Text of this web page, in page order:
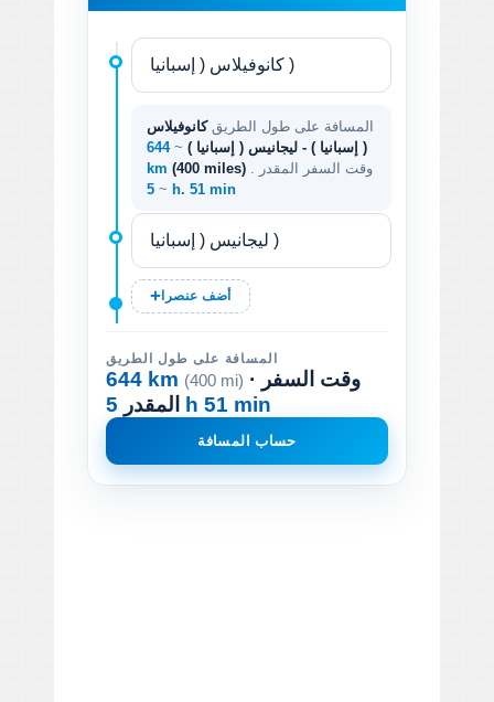
المسافة على طول الطريقكانوفيلاس
( إسبانيا ) - ليجانيس ( إسبانيا ) ~
644
km (400 miles)
~ 5 h. 51 min
أضف عنصرا
المسافة على طول الطريق
644 km (400 mi) · وقت السفر
المقدر 5 h 51 min
حساب المسافة